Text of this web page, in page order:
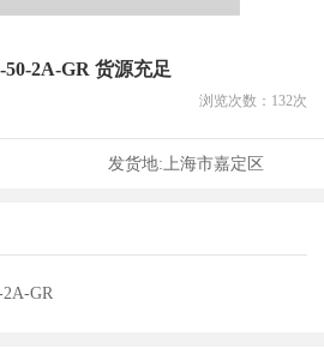
50-2A-GR 货源充足
浏览次数： 132次
发货地: 上海市嘉定区
GR